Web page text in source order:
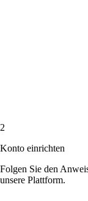
2
Konto einrichten
Folgen Sie den
unsere Plattform.